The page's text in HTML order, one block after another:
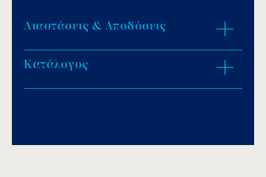
Διαστάσεις & Αποδόσεις
Κατάλογος